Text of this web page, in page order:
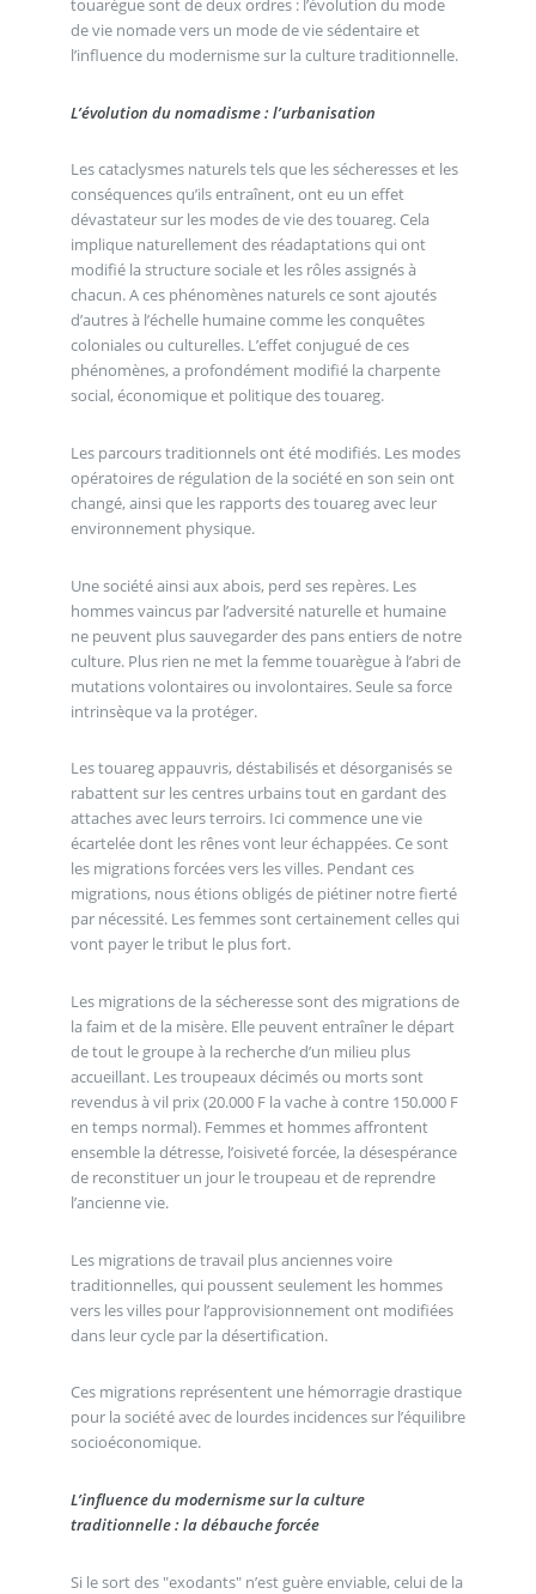
touarègue sont de deux ordres : l’évolution du mode
de vie nomade vers un mode de vie sédentaire et
l’influence du modernisme sur la culture traditionnelle.
L’évolution du nomadisme : l’urbanisation
Les cataclysmes naturels tels que les sécheresses et les
conséquences qu’ils entraînent, ont eu un effet
dévastateur sur les modes de vie des touareg. Cela
implique naturellement des réadaptations qui ont
modifié la structure sociale et les rôles assignés à
chacun. A ces phénomènes naturels ce sont ajoutés
d’autres à l’échelle humaine comme les conquêtes
coloniales ou culturelles. L’effet conjugué de ces
phénomènes, a profondément modifié la charpente
social, économique et politique des touareg.
Les parcours traditionnels ont été modifiés. Les modes
opératoires de régulation de la société en son sein ont
changé, ainsi que les rapports des touareg avec leur
environnement physique.
Une société ainsi aux abois, perd ses repères. Les
hommes vaincus par l’adversité naturelle et humaine
ne peuvent plus sauvegarder des pans entiers de notre
culture. Plus rien ne met la femme touarègue à l’abri de
mutations volontaires ou involontaires. Seule sa force
intrinsèque va la protéger.
Les touareg appauvris, déstabilisés et désorganisés se
rabattent sur les centres urbains tout en gardant des
attaches avec leurs terroirs. Ici commence une vie
écartelée dont les rênes vont leur échappées. Ce sont
les migrations forcées vers les villes. Pendant ces
migrations, nous étions obligés de piétiner notre fierté
par nécessité. Les femmes sont certainement celles qui
vont payer le tribut le plus fort.
Les migrations de la sécheresse sont des migrations de
la faim et de la misère. Elle peuvent entraîner le départ
de tout le groupe à la recherche d’un milieu plus
accueillant. Les troupeaux décimés ou morts sont
revendus à vil prix (20.000 F la vache à contre 150.000 F
en temps normal). Femmes et hommes affrontent
ensemble la détresse, l’oisiveté forcée, la désespérance
de reconstituer un jour le troupeau et de reprendre
l’ancienne vie.
Les migrations de travail plus anciennes voire
traditionnelles, qui poussent seulement les hommes
vers les villes pour l’approvisionnement ont modifiées
dans leur cycle par la désertification.
Ces migrations représentent une hémorragie drastique
pour la société avec de lourdes incidences sur l’équilibre
socioéconomique.
L’influence du modernisme sur la culture
traditionnelle : la débauche forcée
Si le sort des "exodants" n’est guère enviable, celui de la